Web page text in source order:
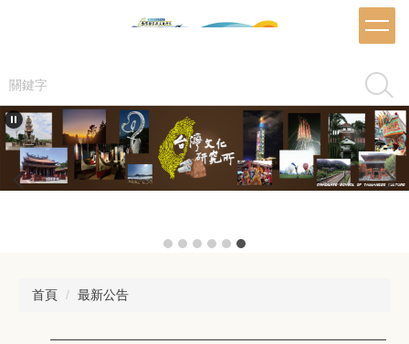
內
容
區
搜尋
首頁 最新公告